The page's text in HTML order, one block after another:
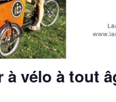
à vélo à tout